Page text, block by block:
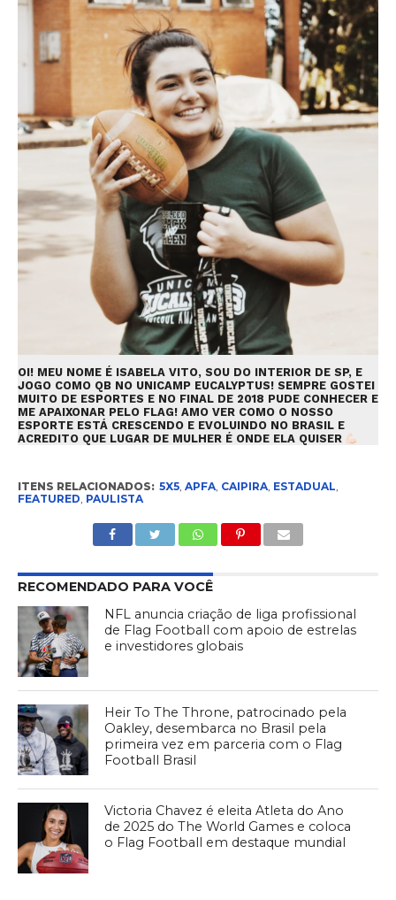
OI! MEU NOME É ISABELA VITO, SOU DO INTERIOR DE SP, E
JOGO COMO QB NO UNICAMP EUCALYPTUS! SEMPRE GOSTEI
MUITO DE ESPORTES E NO FINAL DE 2018 PUDE CONHECER E
ME APAIXONAR PELO FLAG! AMO VER COMO O NOSSO
ESPORTE ESTÁ CRESCENDO E EVOLUINDO NO BRASIL E
ACREDITO QUE LUGAR DE MULHER É ONDE ELA QUISER
ITENS RELACIONADOS: 5X5, APFA, CAIPIRA, ESTADUAL,
FEATURED, PAULISTA
RECOMENDADO PARA VOCÊ
NFL anuncia criação de liga profissional
de Flag Football com apoio de estrelas
e investidores globais
Heir To The Throne, patrocinado pela
Oakley, desembarca no Brasil pela
primeira vez em parceria com o Flag
Football Brasil
Victoria Chavez é eleita Atleta do Ano
de 2025 do The World Games e coloca
o Flag Football em destaque mundial